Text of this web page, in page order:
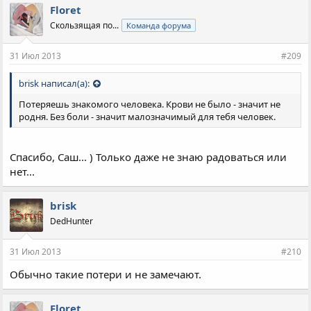
Floret
Скользящая по... Команда форума
31 Июл 2013 #209
brisk написал(а):
Потеряешь знакомого человека. Крови не было - значит не
родня. Без боли - значит малозначимый для тебя человек.
Спасибо, Саш... ) Только даже не знаю радоваться или
нет...
brisk
DedHunter
31 Июл 2013 #210
Обычно такие потери и не замечают.
Floret